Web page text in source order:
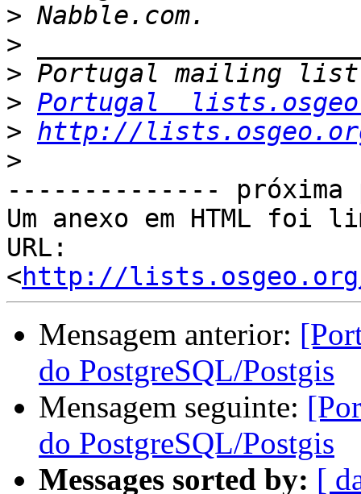
>
>
>
> Portugal
> http://
>
--------------
Um anexo em HTML foi
URL:
<http://lists.osgeo.org/
Mensagem anterior:
do PostgreSQL/Postgis
Mensagem seguinte:
do PostgreSQL/Postgis
Messages sorted by: [